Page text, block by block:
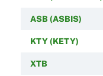
ASB (ASBIS)
KTY (KETY)
XTB